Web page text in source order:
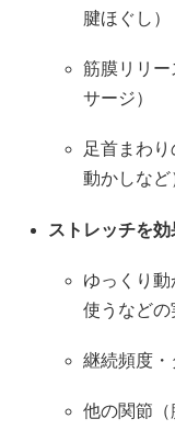
腱ほぐし）
筋膜リリー
サージ）
足首まわ
動かしなど
ストレッチを
ゆっくり
使うなどの
継続頻度・
他の関節（